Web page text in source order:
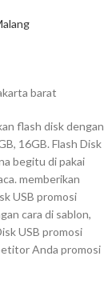
flash disk dengan
16GB. Flash Disk
begitu di pakai
memberikan
USB promosi
cara di sablon,
USB promosi
Anda promosi